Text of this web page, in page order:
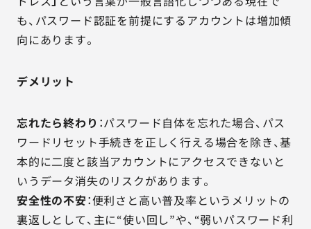
も、パスワード認証を前提にするアカウントは増加傾
向にあります。
デメリット
忘れたら終わり ：パスワード自体を忘れた場合、パス
ワードリセット手続きを正しく行える場合を除き、基
本的に二度と該当アカウントにアクセスできないと
いうデータ消失のリスクがあります。
安全性の不安：便利さと高い普及率というメリットの
裏返しとして、主に“使い回し”や、“弱いパスワード利